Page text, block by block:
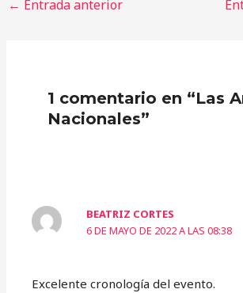
← Entrada anterior
1 comentario en “Las
Nacionales”
BEATRIZ CORTES
6 DE MAYO DE 2022 A LAS 08:38
Excelente cronología del evento.